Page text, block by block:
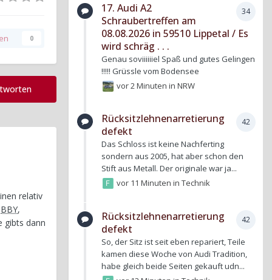
0
relativ
BBY,
gibts dann
34
17. Audi A2
Schraubertreffen am
08.08.2026 in 59510 Lippetal / Es
wird schräg . . .
Genau soviiiiiiel Spaß und gutes Gelingen
!!!!! Grüssle vom Bodensee
vor 2 MinuteninNRW
42
Rücksitzlehnenarretierung
defekt
Das Schloss ist keine Nachferting
sondern aus 2005, hat aber schon den
Stift aus Metall. Der originale war ja...
vor 11 MinuteninTechnik
42
Rücksitzlehnenarretierung
defekt
So, der Sitz ist seit eben repariert, Teile
kamen diese Woche von Audi Tradition,
habe gleich beide Seiten gekauft udn...